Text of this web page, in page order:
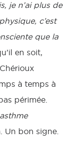
je n’ai plus de
c’est
que la
en soit,
à temps à
périmée.
Un bon signe.